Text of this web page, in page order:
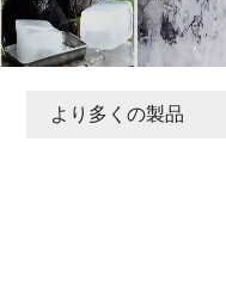
より多くの製品